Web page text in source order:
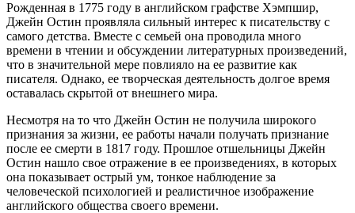
Рожденная в 1775 году в английском графстве Хэмпшир,
Джейн Остин проявляла сильный интерес к писательству с
самого детства. Вместе с семьей она проводила много
времени в чтении и обсуждении литературных произведений,
что в значительной мере повлияло на ее развитие как
писателя. Однако, ее творческая деятельность долгое время
оставалась скрытой от внешнего мира.
Несмотря на то что Джейн Остин не получила широкого
признания за жизни, ее работы начали получать признание
после ее смерти в 1817 году. Прошлое отшельницы Джейн
Остин нашло свое отражение в ее произведениях, в которых
она показывает острый ум, тонкое наблюдение за
человеческой психологией и реалистичное изображение
английского общества своего времени.